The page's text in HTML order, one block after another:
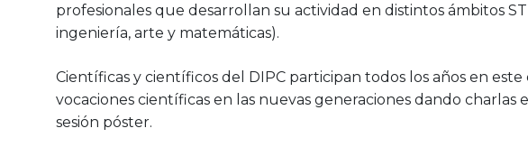
profesionales que desarrollan su actividad en distintos ámbitos
ingeniería, arte y matemáticas).
Científicas y científicos del DIPC participan todos los años en
vocaciones científicas en las nuevas generaciones dando charlas
sesión póster.